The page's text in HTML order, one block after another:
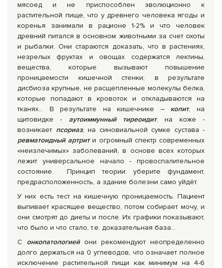
мясоед и не приспособлен эволюционно к
растительной пище, что у древнего человека ягоды и
коренья занимали в рационе 1-2% и что человек
древний питался в основном животными за счет охоты
и рыбалки. Они стараются доказать, что в растениях,
незрелых фруктах и овощах содержатся лектины,
вещества, которые вызывают повышение
проницаемости кишечной стенки; в результате
дисбиоза крупные, не расщепленные молекулы белка,
которые попадают в кровоток и откладываются на
тканях... В результате на кишечнике – колит, на
щитовидке - аутоиммунный тиреоидит, на коже -
возникает псориаз, на синовиальной сумке сустава -
ревматоидный артрити огромный спектр современных
«неизлечимых» заболеваний, в основе всех которых
лежит универсальное начало - провоспалительное
состояние. Принцип теории: уберите фундамент,
предрасположенность, а здание болезни само уйдёт.
У них есть тест на кишечную проницаемость. Пациент
выпивает красящее вещество, потом собирает мочу, и
они смотрят до диеты и после. Их графики показывают,
что было и что стало, т.е. доказательная база...
С онкопатологиейони рекомендуют неопределенно
долго держаться на 0 углеводов, что означает полное
исключение растительной пищи как минимум на 4-6